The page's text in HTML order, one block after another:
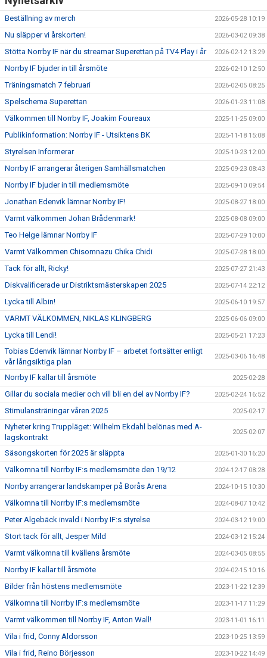
Beställning av merch 2026-05-28 10:19
Nu släpper vi årskorten! 2026-03-02 09:38
Stötta Norrby IF när du streamar Superettan på TV4 Play i år 2026-02-12 13:29
Norrby IF bjuder in till årsmöte 2026-02-10 12:50
Träningsmatch 7 februari 2026-02-05 08:25
Spelschema Superettan 2026-01-23 11:08
Välkommen till Norrby IF, Joakim Foureaux 2025-11-25 09:00
Publikinformation: Norrby IF - Utsiktens BK 2025-11-18 15:08
Styrelsen Informerar 2025-10-23 12:00
Norrby IF arrangerar återigen Samhällsmatchen 2025-09-23 08:43
Norrby IF bjuder in till medlemsmöte 2025-09-10 09:54
Jonathan Edenvik lämnar Norrby IF! 2025-08-27 18:00
Varmt välkommen Johan Brådenmark! 2025-08-08 09:00
Teo Helge lämnar Norrby IF 2025-07-29 10:00
Varmt Välkommen Chisomnazu Chika Chidi 2025-07-28 18:00
Tack för allt, Ricky! 2025-07-27 21:43
Diskvalificerade ur Distriktsmästerskapen 2025 2025-07-14 22:12
Lycka till Albin! 2025-06-10 19:57
VARMT VÄLKOMMEN, NIKLAS KLINGBERG 2025-06-06 09:00
Lycka till Lendi! 2025-05-21 17:23
Tobias Edenvik lämnar Norrby IF – arbetet fortsätter enligt
vår långsiktiga plan
2025-03-06 16:48
Norrby IF kallar till årsmöte 2025-02-28
Gillar du sociala medier och vill bli en del av Norrby IF? 2025-02-24 16:52
Stimulansträningar våren 2025 2025-02-17
Nyheter kring Truppläget: Wilhelm Ekdahl belönas med A-
lagskontrakt
2025-02-07
Säsongskorten för 2025 är släppta 2025-01-30 16:20
Välkomna till Norrby IF:s medlemsmöte den 19/12 2024-12-17 08:28
Norrby arrangerar landskamper på Borås Arena 2024-10-15 10:30
Välkomna till Norrby IF:s medlemsmöte 2024-08-07 10:42
Peter Algebäck invald i Norrby IF:s styrelse 2024-03-12 19:00
Stort tack för allt, Jesper Mild 2024-03-12 15:24
Varmt välkomna till kvällens årsmöte 2024-03-05 08:55
Norrby IF kallar till årsmöte 2024-02-15 10:16
Bilder från höstens medlemsmöte 2023-11-22 12:39
Välkomna till Norrby IF:s medlemsmöte 2023-11-17 11:29
Varmt välkommen till Norrby IF, Anton Wall! 2023-11-01 16:11
Vila i frid, Conny Aldorsson 2023-10-25 13:59
Vila i frid, Reino Börjesson 2023-10-22 14:49